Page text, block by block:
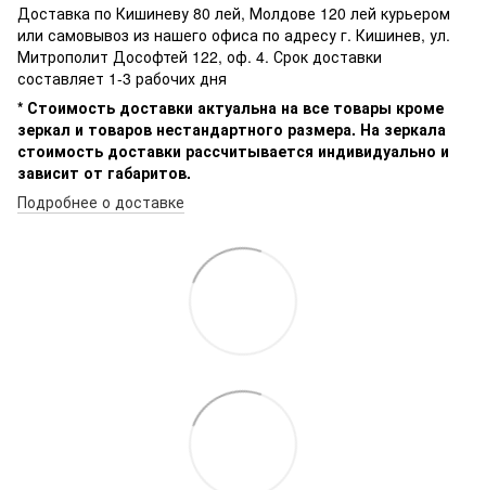
Доставка по Кишиневу 80 лей, Молдове 120 лей курьером
или самовывоз из нашего офиса по адресу г. Кишинев, ул.
Митрополит Дософтей 122, оф. 4. Срок доставки
составляет 1-3 рабочих дня
* Стоимость доставки актуальна на все товары кроме
зеркал и товаров нестандартного размера. На зеркала
стоимость доставки рассчитывается индивидуально и
зависит от габаритов.
Подробнее о доставке